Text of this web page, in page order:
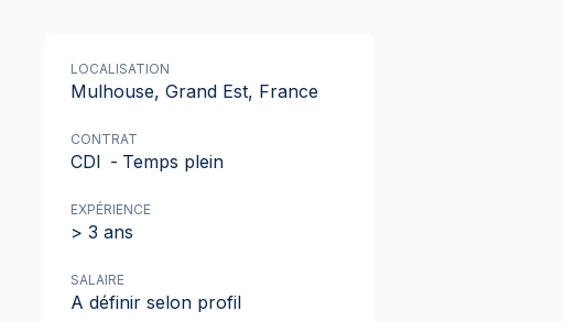
LOCALISATION
Mulhouse, Grand Est, France
CONTRAT
CDI - Temps plein
EXPÉRIENCE
> 3 ans
SALAIRE
A définir selon profil